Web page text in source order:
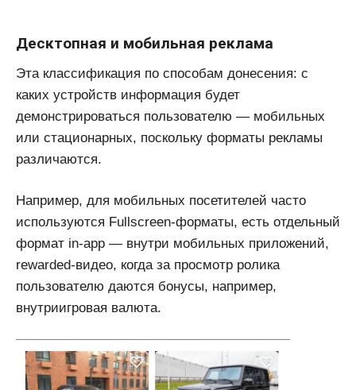
Десктопная и мобильная реклама
Эта классификация по способам донесения: с
каких устройств информация будет
демонстрироваться пользователю — мобильных
или стационарных, поскольку форматы рекламы
различаются.
Например, для мобильных посетителей часто
используются Fullscreen-форматы, есть отдельный
формат in-app — внутри мобильных приложений,
rewarded-видео, когда за просмотр ролика
пользователю даются бонусы, например,
внутриигровая валюта.